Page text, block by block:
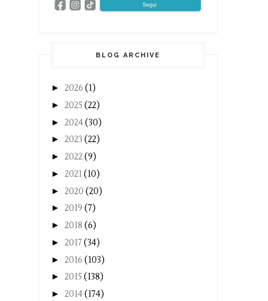
BLOG ARCHIVE
► 2026 (1)
► 2025 (22)
► 2024(30)
► 2023 (22)
► 2022(9)
► 2021(10)
► 2020 (20)
► 2019 (7)
► 2018 (6)
► 2017 (34)
► 2016 (103)
► 2015 (138)
► 2014(174)